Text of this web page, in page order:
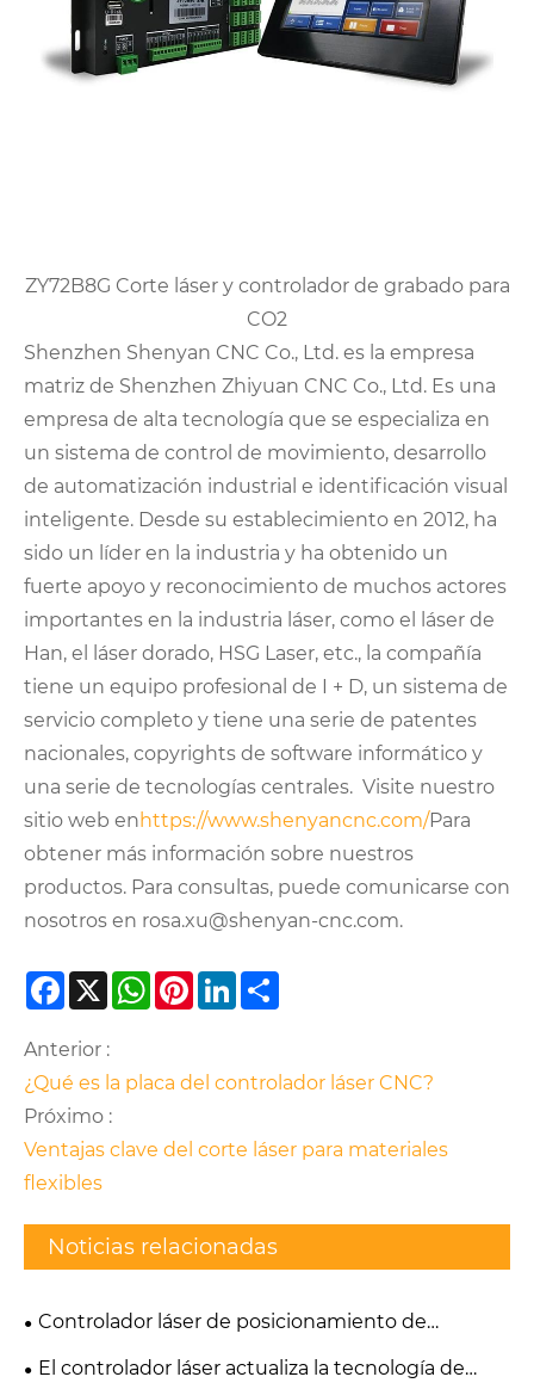
ZY72B8G Corte láser y controlador de grabado para
CO2
Shenzhen Shenyan CNC Co., Ltd. es la empresa
matriz de Shenzhen Zhiyuan CNC Co., Ltd. Es una
empresa de alta tecnología que se especializa en
un sistema de control de movimiento, desarrollo
de automatización industrial e identificación visual
inteligente. Desde su establecimiento en 2012, ha
sido un líder en la industria y ha obtenido un
fuerte apoyo y reconocimiento de muchos actores
importantes en la industria láser, como el láser de
Han, el láser dorado, HSG Laser, etc., la compañía
tiene un equipo profesional de I + D, un sistema de
servicio completo y tiene una serie de patentes
nacionales, copyrights de software informático y
una serie de tecnologías centrales. Visite nuestro
sitio web enhttps://www.shenyancnc.com/Para
obtener más información sobre nuestros
productos. Para consultas, puede comunicarse con
nosotros en rosa.xu@shenyan-cnc.com.
Facebook
X WhatsApp
PinterestLinkedIn
Anterior :
¿Qué es la placa del controlador láser CNC?
Próximo :
Ventajas clave del corte láser para materiales
flexibles
Noticias relacionadas
Controlador láser de posicionamiento de
precisión: habilitación de soluciones de corte por
El controlador láser actualiza la tecnología de